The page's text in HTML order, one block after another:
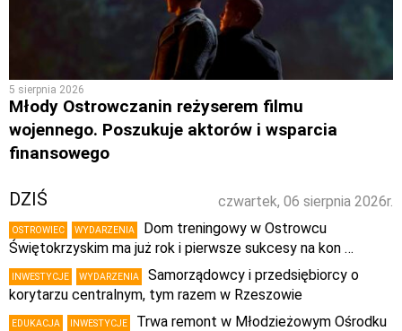
5 sierpnia 2026
Młody Ostrowczanin reżyserem filmu
wojennego. Poszukuje aktorów i wsparcia
finansowego
czwartek, 06 sierpnia 2026r.
DZIŚ
OSTROWIEC WYDARZENIA
Dom treningowy w Ostrowcu
Świętokrzyskim ma już rok i pierwsze sukcesy na kon …
INWESTYCJE WYDARZENIA
Samorządowcy i przedsiębiorcy o
korytarzu centralnym, tym razem w Rzeszowie
EDUKACJA INWESTYCJE
Trwa remont w Młodzieżowym Ośrodku